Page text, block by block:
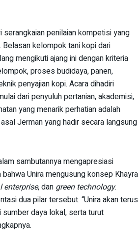
serangkaian penilaian kompetisi yang
kelompok tani kopi dari
mengikuti ajang ini dengan kriteria
proses budidaya, panen,
penyajian kopi. Acara dihadiri
dari penyuluh pertanian, akademisi,
yang menarik perhatian adalah
Jerman yang hadir secara langsung
sambutannya mengapresiasi
Unira mengusung konsep Khayra
enterprise, dan green technology.
dua pilar tersebut. “Unira akan terus
daya lokal, serta turut